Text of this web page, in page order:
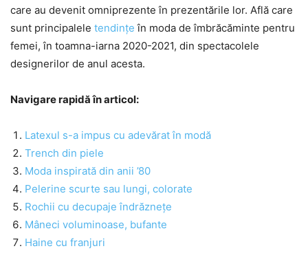
care au devenit omniprezente în prezentările lor. Află care
sunt principalele tendințe în moda de îmbrăcăminte pentru
femei, în toamna-iarna 2020-2021, din spectacolele
designerilor de anul acesta.
Navigare rapidă în articol:
Latexul s-a impus cu adevărat în modă
Trench din piele
Moda inspirată din anii ’80
Pelerine scurte sau lungi, colorate
Rochii cu decupaje îndrăznețe
Mâneci voluminoase, bufante
Haine cu franjuri